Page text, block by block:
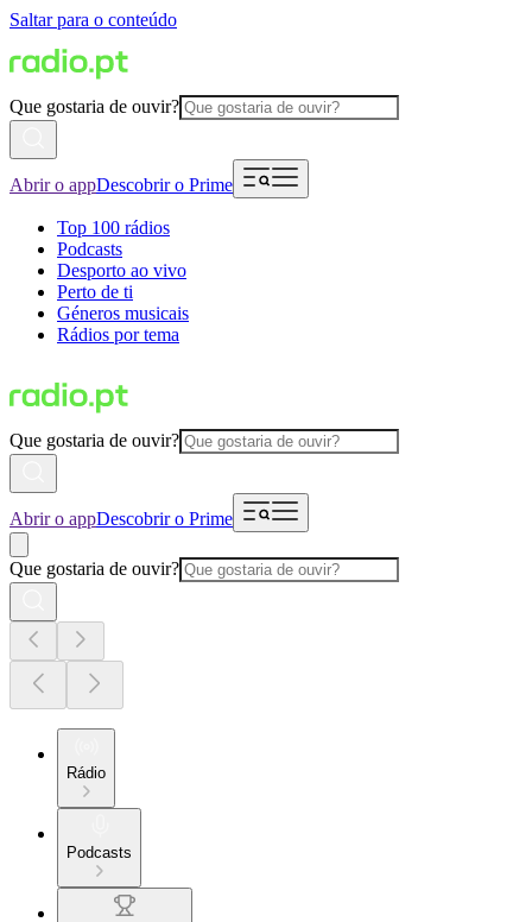
Saltar para o conteúdo
Que gostaria de ouvir?
Abrir o appDescobrir o Prime
Top 100 rádios
Podcasts
Desporto ao vivo
Perto de ti
Géneros musicais
Rádios por tema
Que gostaria de ouvir?
Abrir o appDescobrir o Prime
Que gostaria de ouvir?
Rádio
Podcasts